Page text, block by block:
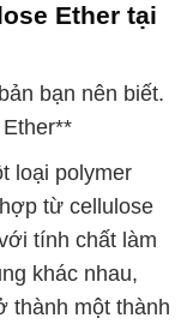
Ether tại
bạn nên biết.
loại polymer
từ cellulose
tính chất làm
khác nhau,
thành một thành